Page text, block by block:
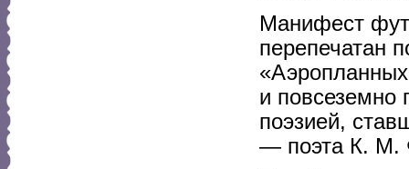
Манифест
перепечатан
и повсеземно
поэзией,
— поэта К. М.